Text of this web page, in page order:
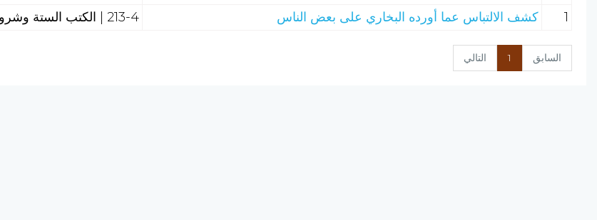
1
كشف الالتباس عما أورده البخاري على بعض الناس 213-4 | الكتب الستة وشروحها
السابق 1 التالي